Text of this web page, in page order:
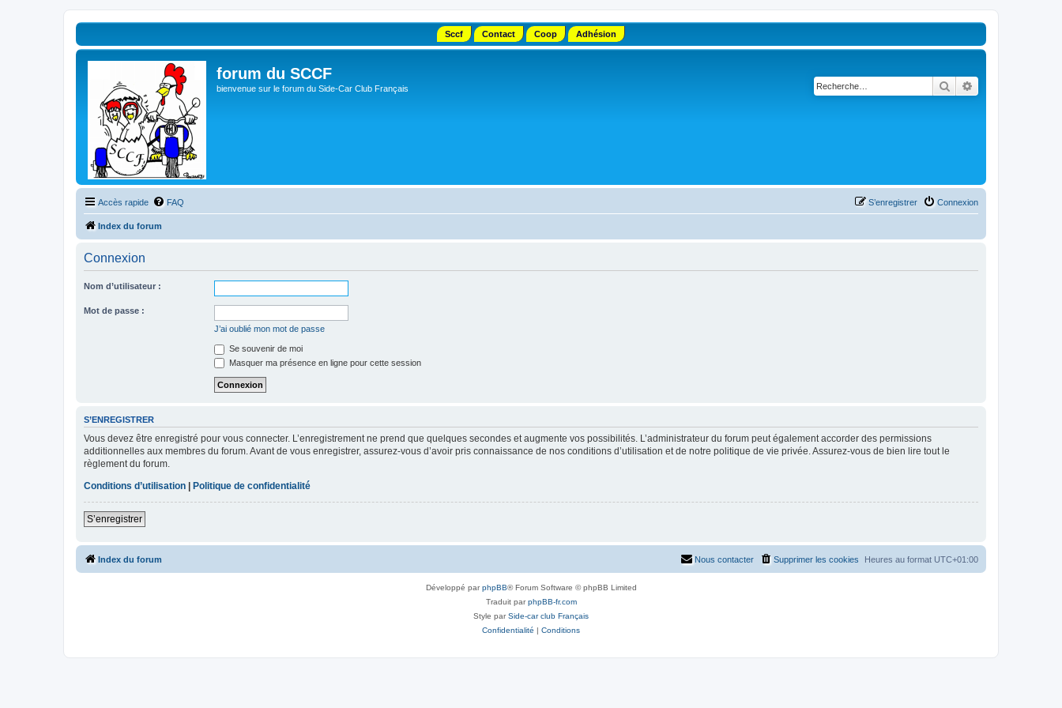
Sccf Contact Coop Adhésion
forum du SCCF
bienvenue sur le forum du Side-Car Club Français Rechercher
Accès rapide FAQ Connexion
S’enregistrer
Index du forum
Connexion
Nom d’utilisateur :
Mot de passe :
J’ai oublié mon mot de passe
Se souvenir de moi
Masquer ma présence en ligne pour cette session
S’ENREGISTRER
Vous devez être enregistré pour vous connecter. L’enregistrement ne prend que quelques secondes et augmente vos possibilités. L’administrateur du forum peut également accorder des permissions
additionnelles aux membres du forum. Avant de vous enregistrer, assurez-vous d’avoir pris connaissance de nos conditions d’utilisation et de notre politique de vie privée. Assurez-vous de bien lire tout le
règlement du forum.
Conditions d’utilisation | Politique de confidentialité
S’enregistrer
Index du forum Heures au format UTC+01:00
Supprimer les cookies
Nous contacter
Développé parphpBB® Forum Software © phpBB Limited
Traduit parphpBB-fr.com
Style parSide-car club Français
Confidentialité | Conditions